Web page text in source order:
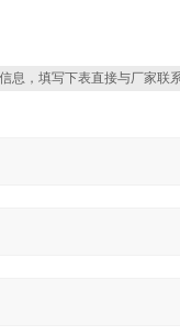
息，填写下表直接与厂家联